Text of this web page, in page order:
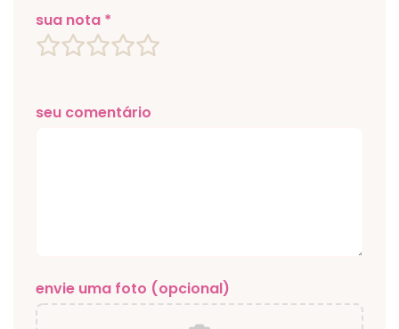
sua nota *
seu comentário
envie uma foto (opcional)